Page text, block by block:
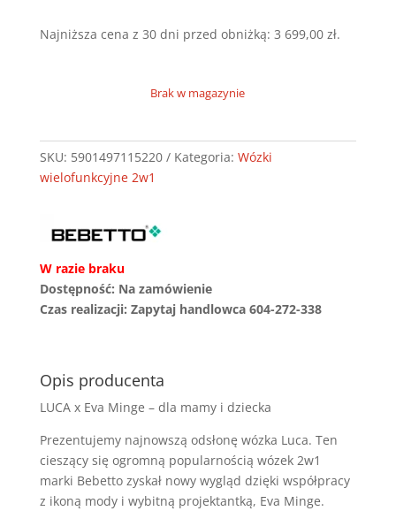
Najniższa cena z 30 dni przed obniżką: 3 699,00 zł.
Brak w magazynie
SKU: 5901497115220 Kategoria: Wózki
wielofunkcyjne 2w1
W razie braku
Dostępność: Na zamówienie
Czas realizacji: Zapytaj handlowca 604-272-338
Opis producenta
LUCA x Eva Minge – dla mamy i dziecka
Prezentujemy najnowszą odsłonę wózka Luca. Ten
cieszący się ogromną popularnością wózek 2w1
marki Bebetto zyskał nowy wygląd dzięki współpracy
z ikoną mody i wybitną projektantką, Eva Minge.